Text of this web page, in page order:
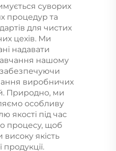
суворих
процедур та
для чистих
цехів. Ми
надавати
нашому
виробничих
Природно, ми
особливу
якості під час
процесу, щоб
високу якість
продукції.